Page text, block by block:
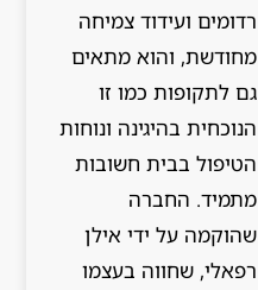
רדומים ועידוד צמיחה
מחודשת, והוא מתאים
גם לתקופות כמו זו
הנוכחית בהיגינה ונוחות
הטיפול בבית חשובות
מתמיד. החברה
שהוקמה על ידי אילן
רפאלי, שחווה בעצמו